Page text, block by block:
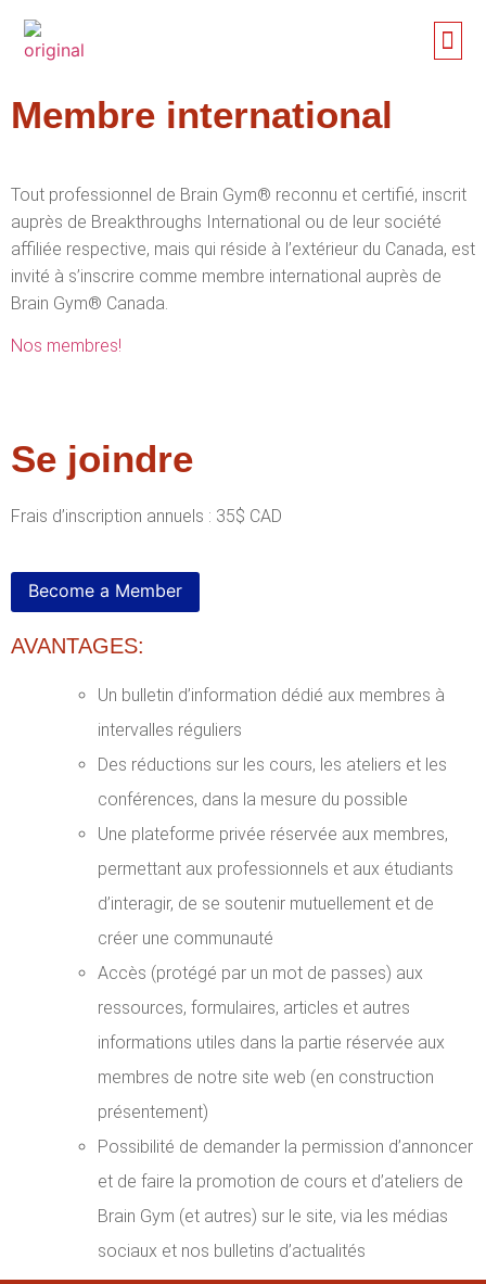
Membre international
Tout professionnel de Brain Gym® reconnu et certifié, inscrit
auprès de Breakthroughs International ou de leur société
affiliée respective, mais qui réside à l’extérieur du Canada, est
invité à s’inscrire comme membre international auprès de
Brain Gym® Canada.
Nos membres!
Se joindre
Frais d’inscription annuels : 35$ CAD
AVANTAGES:
Un bulletin d’information dédié aux membres à
intervalles réguliers
Des réductions sur les cours, les ateliers et les
conférences, dans la mesure du possible
Une plateforme privée réservée aux membres,
permettant aux professionnels et aux étudiants
d’interagir, de se soutenir mutuellement et de
créer une communauté
Accès (protégé par un mot de passes) aux
ressources, formulaires, articles et autres
informations utiles dans la partie réservée aux
membres de notre site web (en construction
présentement)
Possibilité de demander la permission d’annoncer
et de faire la promotion de cours et d’ateliers de
Brain Gym (et autres) sur le site, via les médias
sociaux et nos bulletins d’actualités